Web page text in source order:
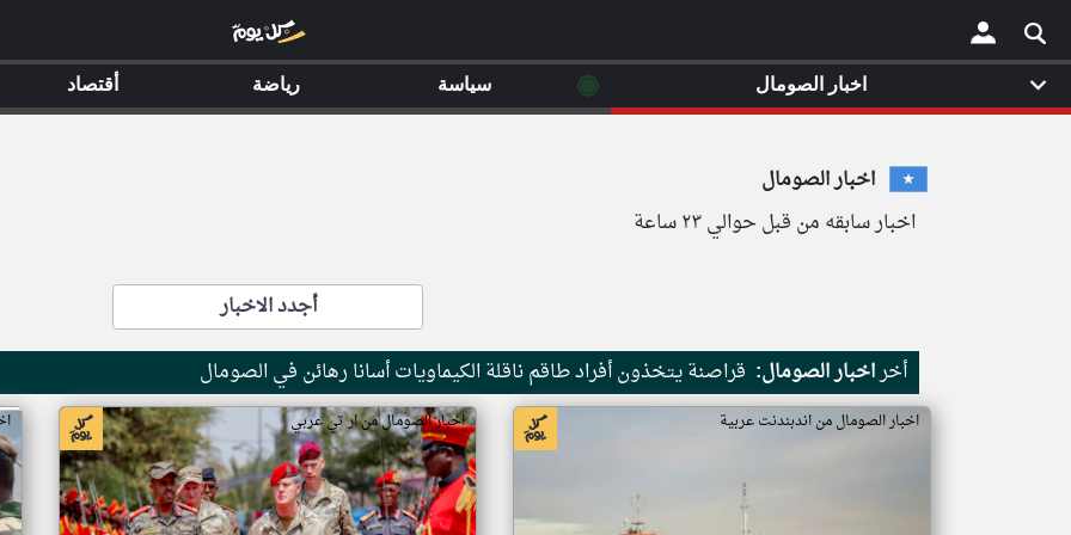
×
اخبار الصومال
اخبار سابقه من قبل حوالي ٢٣ ساعة
أجدد الاخبار
أخراخبار الصومال: قراصنة يتخذون أفراد طاقم ناقلة الكيماويات أسانا رهائن في الصومال
اخبار الصومال من اندبندنت عربية اخبار الصومال من ار تي عربي
اخبار الصومال ◉ سياسة رياضة أقتصاد